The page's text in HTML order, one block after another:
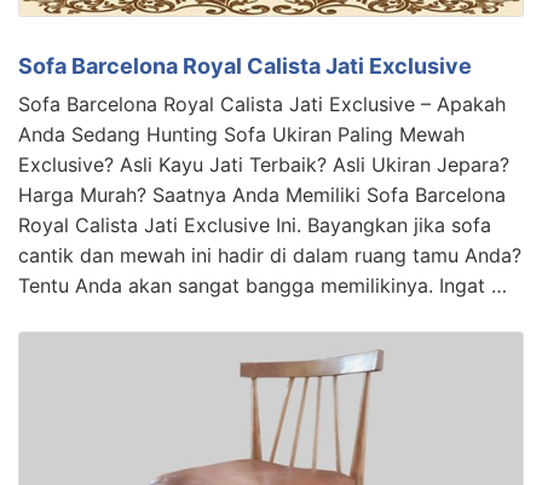
Sofa Barcelona Royal Calista Jati Exclusive
Sofa Barcelona Royal Calista Jati Exclusive – Apakah
Anda Sedang Hunting Sofa Ukiran Paling Mewah
Exclusive? Asli Kayu Jati Terbaik? Asli Ukiran Jepara?
Harga Murah? Saatnya Anda Memiliki Sofa Barcelona
Royal Calista Jati Exclusive Ini. Bayangkan jika sofa
cantik dan mewah ini hadir di dalam ruang tamu Anda?
Tentu Anda akan sangat bangga memilikinya. Ingat …